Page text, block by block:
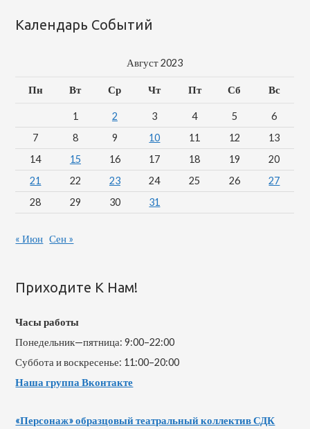
Календарь Событий
Август 2023
Пн Вт Ср Чт Пт Сб Вс
1 2 3 4 5
6
7
8 9 10 11 12
13
14
15 16 17 18 19
20
21
22 23 24 25 26
27
28
29 30 31
« Июн Сен »
Приходите К Нам!
Часы работы
Понедельник—пятница: 9:00–22:00
Суббота и воскресенье: 11:00–20:00
Наша группа Вконтакте
«Персонаж» образцовый театральный коллектив СДК